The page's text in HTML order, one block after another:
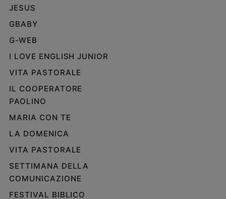
JESUS
GBABY
G-WEB
I LOVE ENGLISH JUNIOR
VITA PASTORALE
IL COOPERATORE
PAOLINO
MARIA CON TE
LA DOMENICA
VITA PASTORALE
SETTIMANA DELLA
COMUNICAZIONE
FESTIVAL BIBLICO